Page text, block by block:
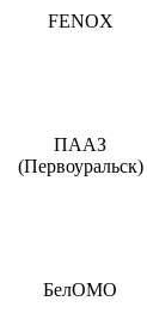
FENOX
ПААЗ
(Первоуральск)
БелОМО